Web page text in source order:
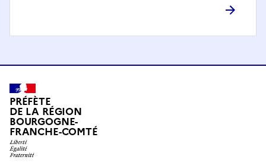
PRÉFÈTE
DE LA RÉGION
BOURGOGNE-
FRANCHE-COMTÉ